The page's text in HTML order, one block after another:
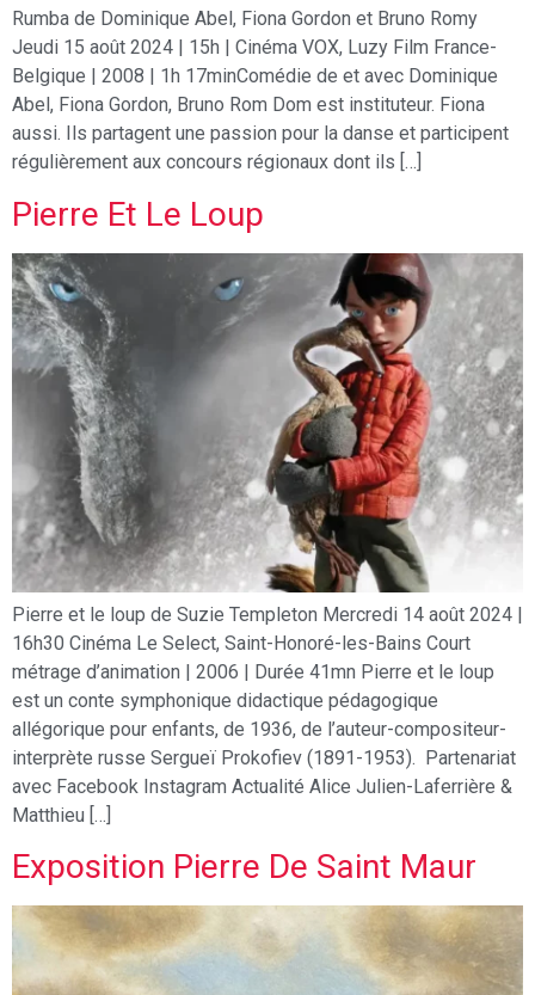
Rumba de Dominique Abel, Fiona Gordon et Bruno Romy
Jeudi 15 août 2024 | 15h | Cinéma VOX, Luzy Film France-
Belgique | 2008 | 1h 17minComédie de et avec Dominique
Abel, Fiona Gordon, Bruno Rom Dom est instituteur. Fiona
aussi. Ils partagent une passion pour la danse et participent
régulièrement aux concours régionaux dont ils […]
Pierre Et Le Loup
Pierre et le loup de Suzie Templeton Mercredi 14 août 2024 |
16h30 Cinéma Le Select, Saint-Honoré-les-Bains Court
métrage d’animation | 2006 | Durée 41mn Pierre et le loup
est un conte symphonique didactique pédagogique
allégorique pour enfants, de 1936, de l’auteur-compositeur-
interprète russe Sergueï Prokofiev (1891-1953). Partenariat
avec Facebook Instagram Actualité Alice Julien-Laferrière &
Matthieu […]
Exposition Pierre De Saint Maur